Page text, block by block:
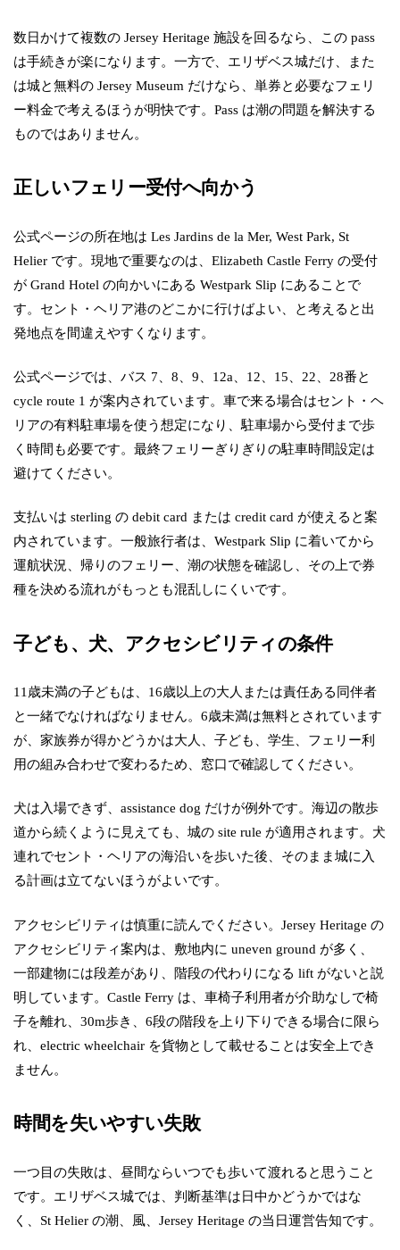
数日かけて複数の Jersey Heritage 施設を回るなら、この pass
は手続きが楽になります。一方で、エリザベス城だけ、また
は城と無料の Jersey Museum だけなら、単券と必要なフェリ
ー料金で考えるほうが明快です。Pass は潮の問題を解決する
ものではありません。
正しいフェリー受付へ向かう
公式ページの所在地は Les Jardins de la Mer, West Park, St
Helier です。現地で重要なのは、Elizabeth Castle Ferry の受付
が Grand Hotel の向かいにある Westpark Slip にあることで
す。セント・ヘリア港のどこかに行けばよい、と考えると出
発地点を間違えやすくなります。
公式ページでは、バス 7、8、9、12a、12、15、22、28番と
cycle route 1 が案内されています。車で来る場合はセント・ヘ
リアの有料駐車場を使う想定になり、駐車場から受付まで歩
く時間も必要です。最終フェリーぎりぎりの駐車時間設定は
避けてください。
支払いは sterling の debit card または credit card が使えると案
内されています。一般旅行者は、Westpark Slip に着いてから
運航状況、帰りのフェリー、潮の状態を確認し、その上で券
種を決める流れがもっとも混乱しにくいです。
子ども、犬、アクセシビリティの条件
11歳未満の子どもは、16歳以上の大人または責任ある同伴者
と一緒でなければなりません。6歳未満は無料とされています
が、家族券が得かどうかは大人、子ども、学生、フェリー利
用の組み合わせで変わるため、窓口で確認してください。
犬は入場できず、assistance dog だけが例外です。海辺の散歩
道から続くように見えても、城の site rule が適用されます。犬
連れでセント・ヘリアの海沿いを歩いた後、そのまま城に入
る計画は立てないほうがよいです。
アクセシビリティは慎重に読んでください。Jersey Heritage の
アクセシビリティ案内は、敷地内に uneven ground が多く、
一部建物には段差があり、階段の代わりになる lift がないと説
明しています。Castle Ferry は、車椅子利用者が介助なしで椅
子を離れ、30m歩き、6段の階段を上り下りできる場合に限ら
れ、electric wheelchair を貨物として載せることは安全上でき
ません。
時間を失いやすい失敗
一つ目の失敗は、昼間ならいつでも歩いて渡れると思うこと
です。エリザベス城では、判断基準は日中かどうかではな
く、St Helier の潮、風、Jersey Heritage の当日運営告知です。